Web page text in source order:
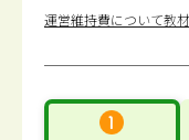
運営維持費について教